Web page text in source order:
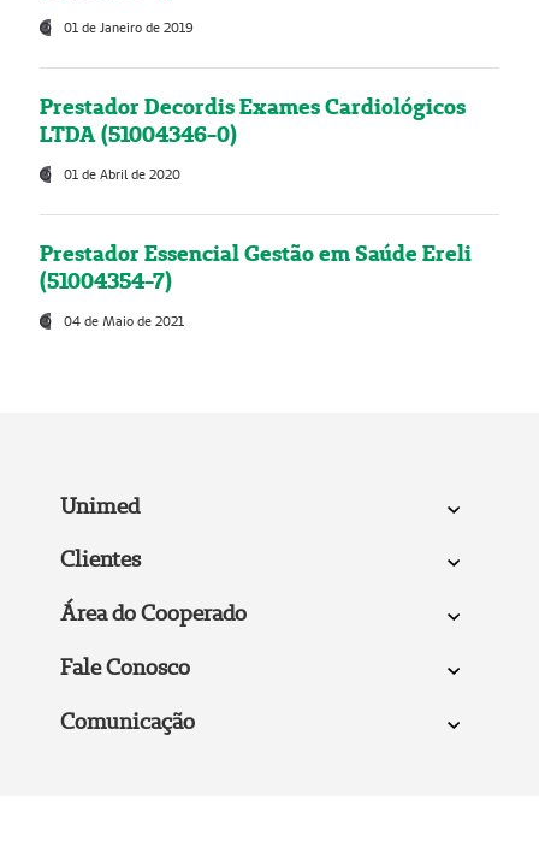
01 de Janeiro de 2019
Prestador Decordis Exames Cardiológicos
LTDA (51004346-0)
01 de Abril de 2020
Prestador Essencial Gestão em Saúde Ereli
(51004354-7)
04 de Maio de 2021
Unimed
Clientes
Área do Cooperado
Fale Conosco
Comunicação